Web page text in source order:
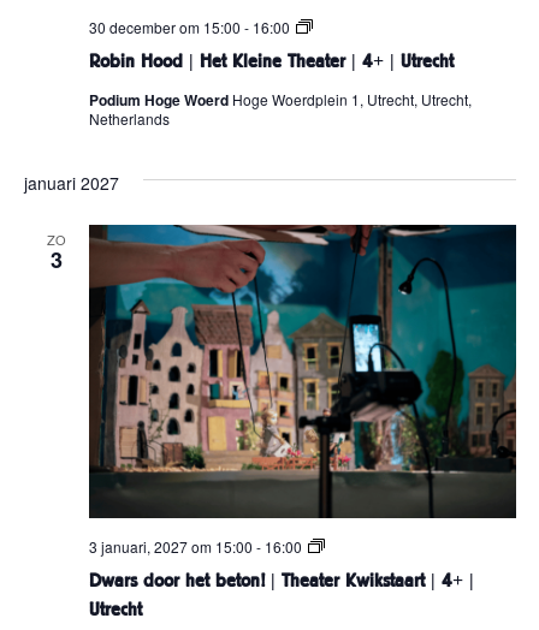
e
|
+
Robin Hood | Het Kleine Theater | 4+ | Utrecht
30 december om 15:00 - 16:00
R
b
n
d
e
t
e
n
e
T
h
e
a
t
4
Podium Hoge Woerd Hoge Woerdplein 1, Utrecht, Utrecht,
Netherlands
januari 2027
ZO
3
Dwars door het beton! | Theater Kwikstaart | 4+ |
Utrecht
3 januari, 2027 om 15:00 - 16:00
D
a